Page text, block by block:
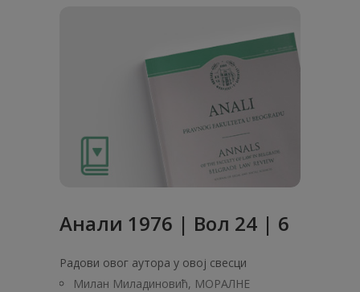
Анaли 1976 | Вол 24 | 6
Радови овог аутора у овој свесци
Милан Миладиновић, МОРАЛНЕ